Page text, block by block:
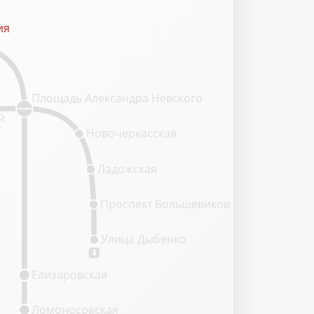
4
Площадь Александра Невского
Новочеркасская
Ладожская
Проспект Большевиков
Улица Дыбенко
Ломоносовская
Елизаровская